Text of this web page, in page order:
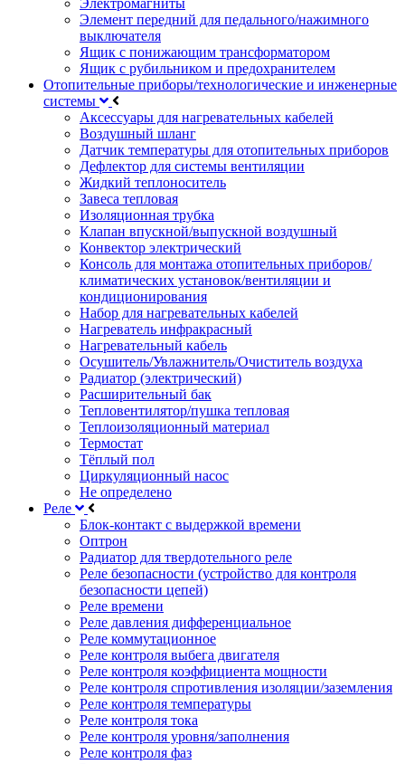
Электромагниты
Элемент передний для педального/нажимного
выключателя
Ящик с понижающим трансформатором
Ящик с рубильником и предохранителем
Отопительные приборы/технологические и инженерные
системы
Аксессуары для нагревательных кабелей
Воздушный шланг
Датчик температуры для отопительных приборов
Дефлектор для системы вентиляции
Жидкий теплоноситель
Завеса тепловая
Изоляционная трубка
Клапан впускной/выпускной воздушный
Конвектор электрический
Консоль для монтажа отопительных приборов/
климатических установок/вентиляции и
кондиционирования
Набор для нагревательных кабелей
Нагреватель инфракрасный
Нагревательный кабель
Осушитель/Увлажнитель/Очиститель воздуха
Радиатор (электрический)
Расширительный бак
Тепловентилятор/пушка тепловая
Теплоизоляционный материал
Термостат
Тёплый пол
Циркуляционный насос
Не определено
Реле
Блок-контакт с выдержкой времени
Оптрон
Радиатор для твердотельного реле
Реле безопасности (устройство для контроля
безопасности цепей)
Реле времени
Реле давления дифференциальное
Реле коммутационное
Реле контроля выбега двигателя
Реле контроля коэффициента мощности
Реле контроля спротивления изоляции/заземления
Реле контроля температуры
Реле контроля тока
Реле контроля уровня/заполнения
Реле контроля фаз